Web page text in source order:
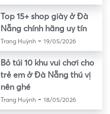
Top 15+ shop giày ở Đà
Nẵng chính hãng uy tín
Trang Huỳnh- 19/05/2026
Bỏ túi 10 khu vui chơi cho
trẻ em ở Đà Nẵng thú vị
nên ghé
Trang Huỳnh- 18/05/2026